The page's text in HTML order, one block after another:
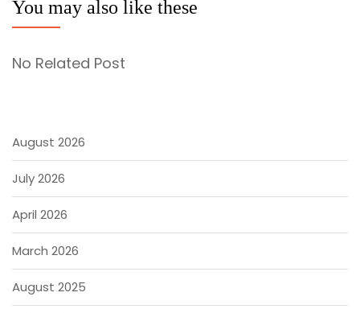
You may also like these
No Related Post
August 2026
July 2026
April 2026
March 2026
August 2025